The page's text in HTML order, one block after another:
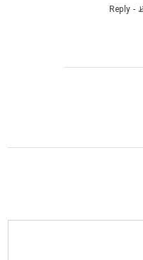
- Reply